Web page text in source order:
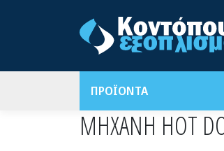
ΠΡΟΪΟΝΤΑ
ΜΗΧΑΝΗ HOT